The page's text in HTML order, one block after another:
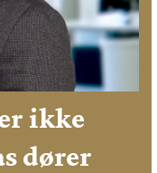
ikke
dører